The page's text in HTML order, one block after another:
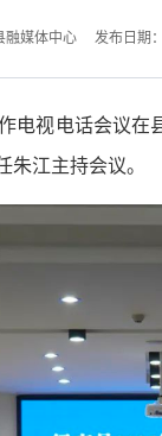
融媒体中心 发布日期
电视电话会议
江主持会议。